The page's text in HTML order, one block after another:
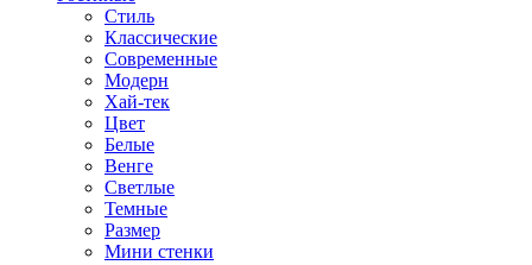
Стиль
Классические
Современные
Модерн
Хай-тек
Цвет
Белые
Венге
Светлые
Темные
Размер
Мини стенки